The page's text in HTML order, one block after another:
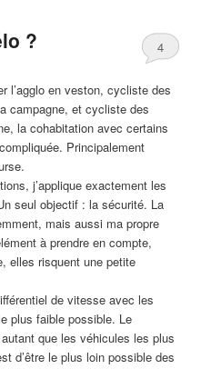
? 4
l’agglo en veston, cycliste des
campagne, et cycliste des
la cohabitation avec certains
Principalement
j’applique exactement les
seul objectif : la sécurité. La
mais aussi ma propre
à prendre en compte,
elles risquent une petite
de vitesse avec les
plus faible possible. Le
que les véhicules les plus
d’être le plus loin possible des